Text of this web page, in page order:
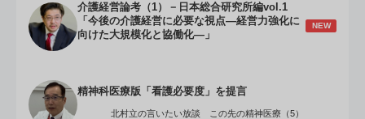
介護経営論考（1）－日本総合研究所編vol.1
「今後の介護経営に必要な視点―経営力強化に
向けた大規模化と協働化―」
NEW
精神科医療版「看護必要度」を提言
北村立の言いたい放談 この先の精神医療（5）